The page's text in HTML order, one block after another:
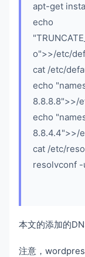
apt-get
echo
o">>/etc/
cat /etc/
echo
8.8.8.8">>/
echo
8.8.4.4">>/
cat /etc/
resolvconf -
本文的添加的
注意，